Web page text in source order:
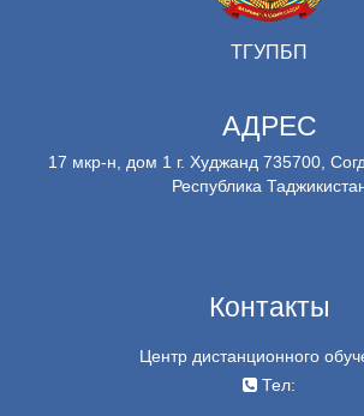
ТГУПБП
АДРЕС
17 мкр-н, дом 1 г. Худжанд 735700,
Республика
Контакты
Центр дистанционного
Тел: